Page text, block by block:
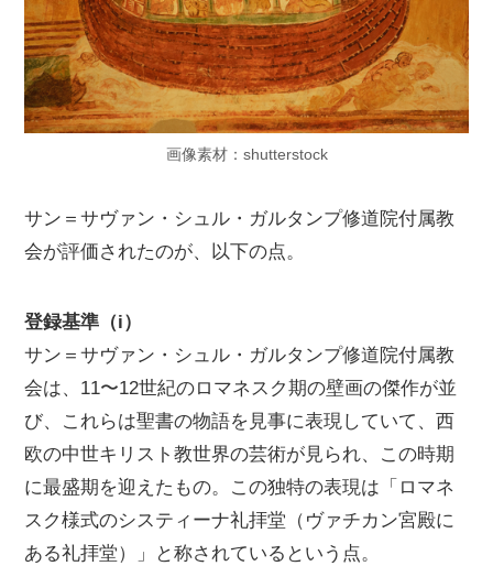
画像素材：shutterstock
サン＝サヴァン・シュル・ガルタンプ修道院付属教
会が評価されたのが、以下の点。
登録基準（i）
サン＝サヴァン・シュル・ガルタンプ修道院付属教
会は、11〜12世紀のロマネスク期の壁画の傑作が並
び、これらは聖書の物語を見事に表現していて、西
欧の中世キリスト教世界の芸術が見られ、この時期
に最盛期を迎えたもの。この独特の表現は「ロマネ
スク様式のシスティーナ礼拝堂（ヴァチカン宮殿に
ある礼拝堂）」と称されているという点。